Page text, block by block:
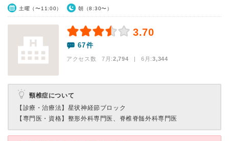
土曜（〜11:00） 朝（8:30〜）
3.70
67件
アクセス数 7月:2,794 | 6月:3,344
頸椎症について
【診療・治療法】 星状神経節ブロック
【専門医・資格】 整形外科専門医、脊椎脊髄外科専門医